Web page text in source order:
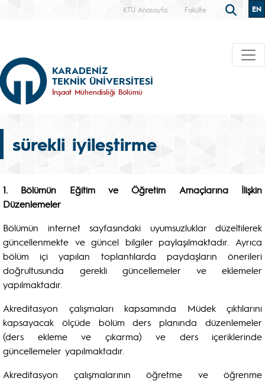
KTÜ Anasayfa Fakülte EN
KARADENİZ
TEKNİK ÜNİVERSİTESİ
İnşaat Mühendisliği Bölümü
sürekli iyileştirme
1. Bölümün Eğitim ve Öğretim
Amaçlarına İlişkin
Düzenlemeler
Bölümün internet sayfasındaki uyumsuzluklar düzeltilerek
güncellenmekte ve güncel bilgiler paylaşılmaktadır. Ayrıca
bölüm içi yapılan toplantılarda paydaşların önerileri
doğrultusunda gerekli güncellemeler ve eklemeler
yapılmaktadır.
Akreditasyon çalışmaları kapsamında Müdek çıktılarını
kapsayacak ölçüde bölüm ders planında düzenlemeler
(ders ekleme ve çıkarma) ve ders içeriklerinde
güncellemeler yapılmaktadır.
Akreditasyon çalışmalarının öğretme ve öğrenme